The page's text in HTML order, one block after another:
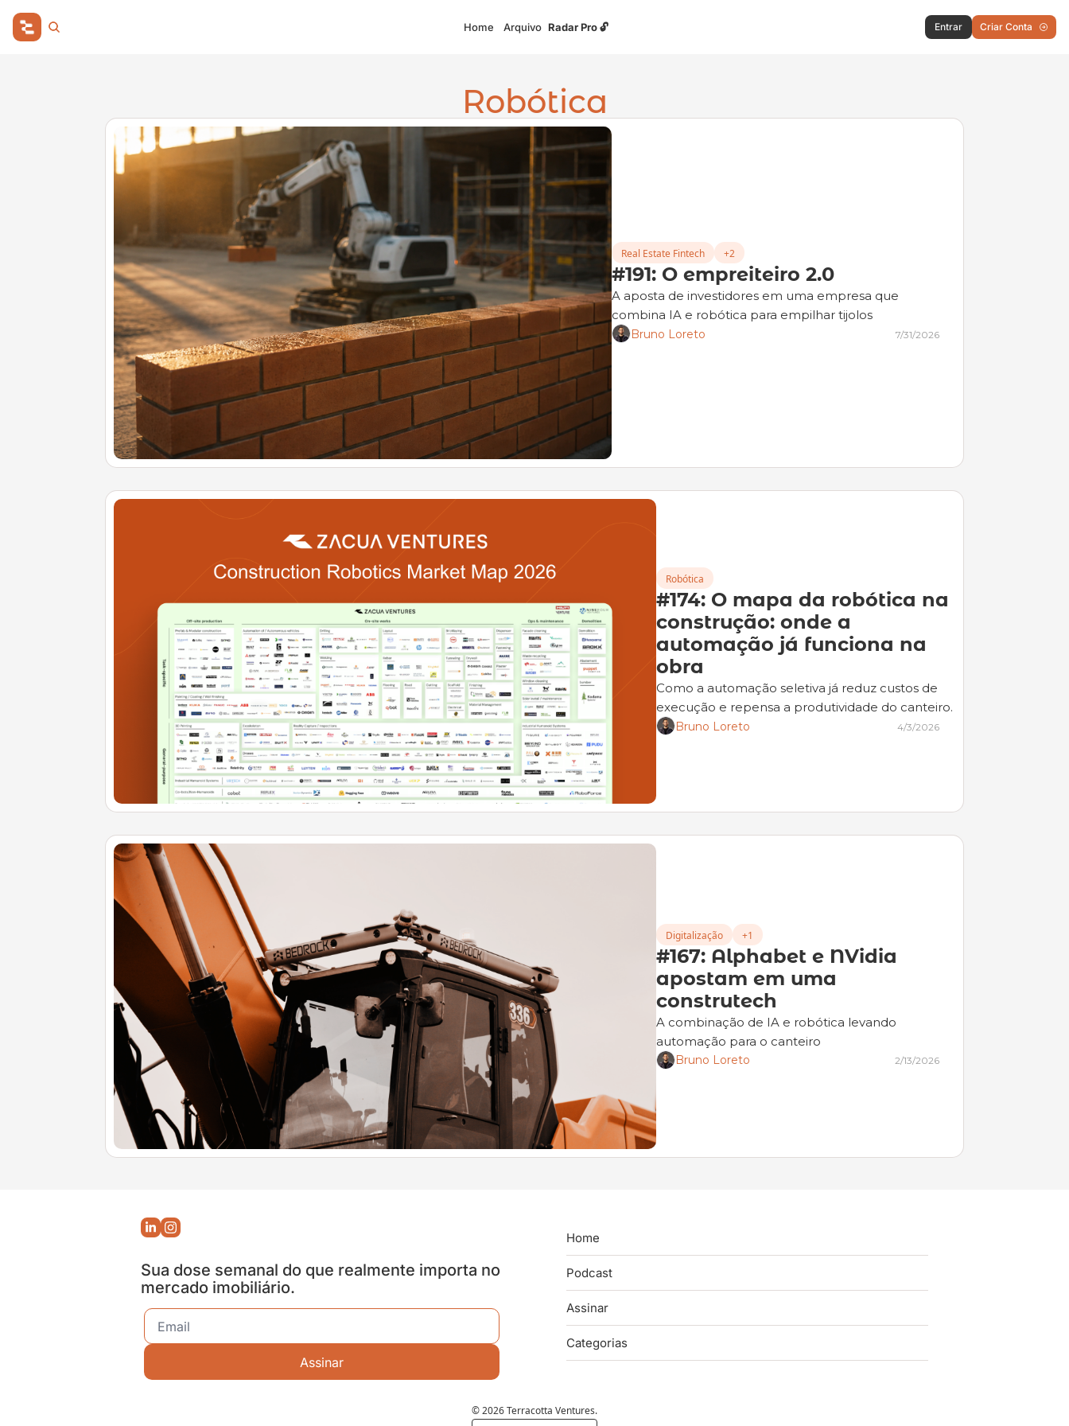
Home Arquivo Radar Pro 🔓 Entrar Criar Conta
Robótica
Real Estate Fintech +2
#191: O empreiteiro 2.0
A aposta de investidores em uma empresa que
combina IA e robótica para empilhar tijolos
Bruno Loreto 7/31/2026
Robótica
#174: O mapa da robótica na
construção: onde a
automação já funciona na
obra
Como a automação seletiva já reduz custos de
execução e repensa a produtividade do canteiro.
Bruno Loreto 4/3/2026
Digitalização +1
#167: Alphabet e NVidia
apostam em uma
construtech
A combinação de IA e robótica levando
automação para o canteiro
Bruno Loreto 2/13/2026
Sua dose semanal do que realmente importa no
mercado imobiliário.
Assinar
Home
Podcast
Assinar
Categorias
© 2026 Terracotta Ventures.